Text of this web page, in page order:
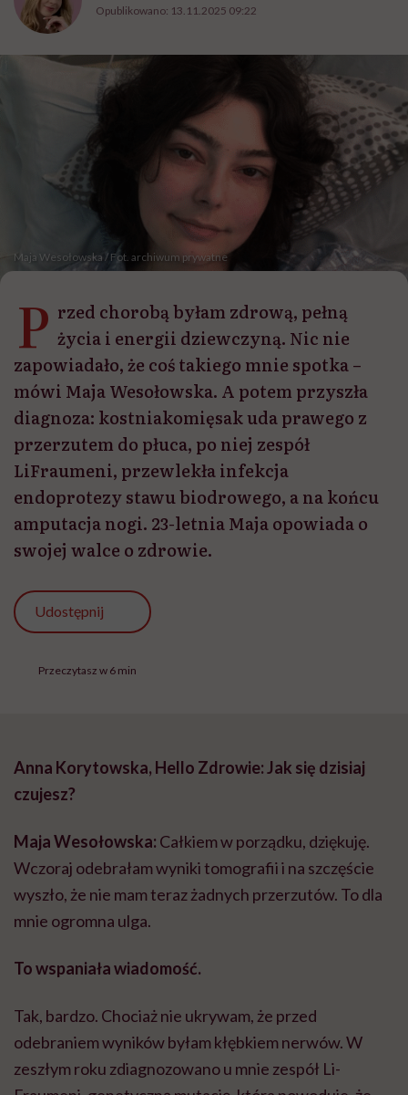
Opublikowano: 13.11.2025 09:22
Maja Wesołowska / Fot. archiwum prywatne
P rzed chorobą byłam zdrową, pełną
życia i energii dziewczyną. Nic nie
zapowiadało, że coś takiego mnie spotka –
mówi Maja Wesołowska. A potem przyszła
diagnoza: kostniakomięsak uda prawego z
przerzutem do płuca, po niej zespół
LiFraumeni, przewlekła infekcja
endoprotezy stawu biodrowego, a na końcu
amputacja nogi. 23-letnia Maja opowiada o
swojej walce o zdrowie.
Udostępnij
Przeczytasz w 6 min
Anna Korytowska, Hello Zdrowie: Jak się dzisiaj
czujesz?
Maja Wesołowska: Całkiem w porządku, dziękuję.
Wczoraj odebrałam wyniki tomografii i na szczęście
wyszło, że nie mam teraz żadnych przerzutów. To dla
mnie ogromna ulga.
To wspaniała wiadomość.
Tak, bardzo. Chociaż nie ukrywam, że przed
odebraniem wyników byłam kłębkiem nerwów. W
zeszłym roku zdiagnozowano u mnie zespół Li-